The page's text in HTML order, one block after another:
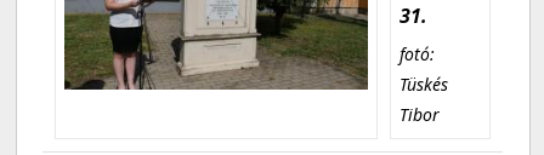
31.
fotó:
Tüskés
Tibor